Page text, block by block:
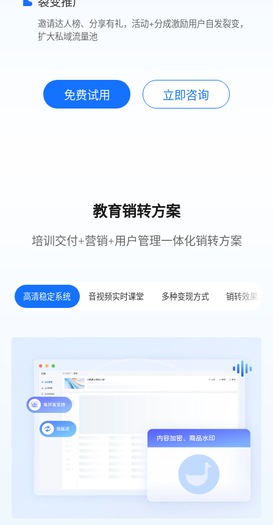
邀请达人榜、分享有礼，活动+分成激励用户自发裂变，
扩大私域流量池
免费试用 立即咨询
教育销转方案
培训交付+营销+用户管理一体化销转方案
高清稳定系统 音视频实时课堂 多种变现方式 销转效果分